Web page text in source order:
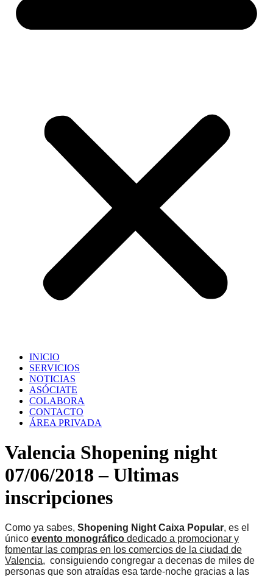
INICIO
SERVICIOS
NOTICIAS
ASÓCIATE
COLABORA
CONTACTO
ÁREA PRIVADA
Valencia Shopening night
07/06/2018 – Ultimas
inscripciones
Como ya sabes, Shopening Night Caixa Popular, es el
único evento monográfico dedicado a promocionar y
fomentar las compras en los comercios de la ciudad de
Valencia, consiguiendo congregar a decenas de miles de
personas que son atraídas esa tarde-noche gracias a las